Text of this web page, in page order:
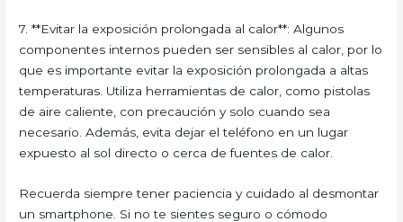
7. **Evitar la exposición prolongada al calor**: Algunos
componentes internos pueden ser sensibles al calor, por lo
que es importante evitar la exposición prolongada a altas
temperaturas. Utiliza herramientas de calor, como pistolas
de aire caliente, con precaución y solo cuando sea
necesario. Además, evita dejar el teléfono en un lugar
expuesto al sol directo o cerca de fuentes de calor.
Recuerda siempre tener paciencia y cuidado al desmontar
un smartphone. Si no te sientes seguro o cómodo